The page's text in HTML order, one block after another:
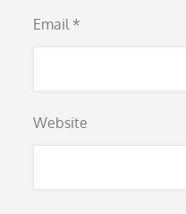
Email *
Website